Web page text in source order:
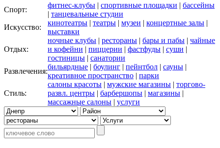
Спорт:
фитнес-клубы | спортивные площадки | бассейны
| танцевальные студии
Искусство:
кинотеатры | театры | музеи | концертные залы |
выставки
Отдых:
ночные клубы | рестораны | бары и пабы | чайные
и кофейни | пиццерии | фастфуды | суши |
гостиницы | санатории
Развлечения:
бильярдные | боулинг | пейнтбол | сауны |
креативное пространство | парки
Стиль:
салоны красоты | мужские магазины | торгово-
развл. центры | барбершопы | магазины |
массажные салоны | услуги